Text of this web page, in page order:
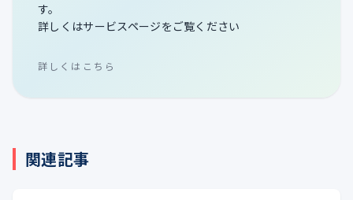
す。
詳しくはサービスページをご覧ください
詳しくはこちら
関連記事